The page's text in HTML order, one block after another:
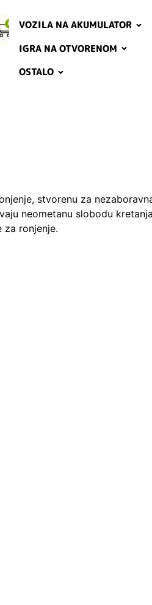
0 VOZILA NA AKUMULATOR
IGRA NA OTVORENOM
OSTALO
stvorenu za
neometanu slobodu
ronjenje.